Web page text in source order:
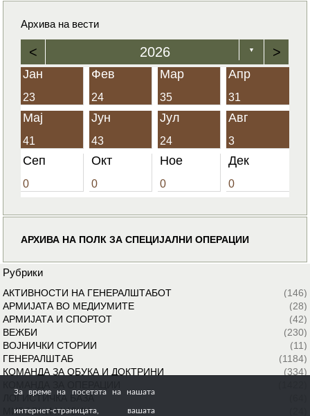
Архива на вести
< 2026 ▼ >
Јан
23
Фев
24
Мар
35
Апр
31
Мај
41
Јун
43
Јул
24
Авг
3
Сеп
0
Окт
0
Ное
0
Дек
0
АРХИВА НА ПОЛК ЗА СПЕЦИЈАЛНИ ОПЕРАЦИИ
Рубрики
АКТИВНОСТИ НА ГЕНЕРАЛШТАБОТ
(146)
АРМИЈАТА ВО МЕДИУМИТЕ
(28)
АРМИЈАТА И СПОРТОТ
(42)
ВЕЖБИ
(230)
ВОЈНИЧКИ СТОРИИ
(11)
ГЕНЕРАЛШТАБ
(1184)
КОМАНДА ЗА ОБУКА И ДОКТРИНИ
(334)
ЛОГИСТИЧКА БАЗА
МИРОВНИ МИСИИ
За време на посетата на нашата
интернет-страницата, вашата